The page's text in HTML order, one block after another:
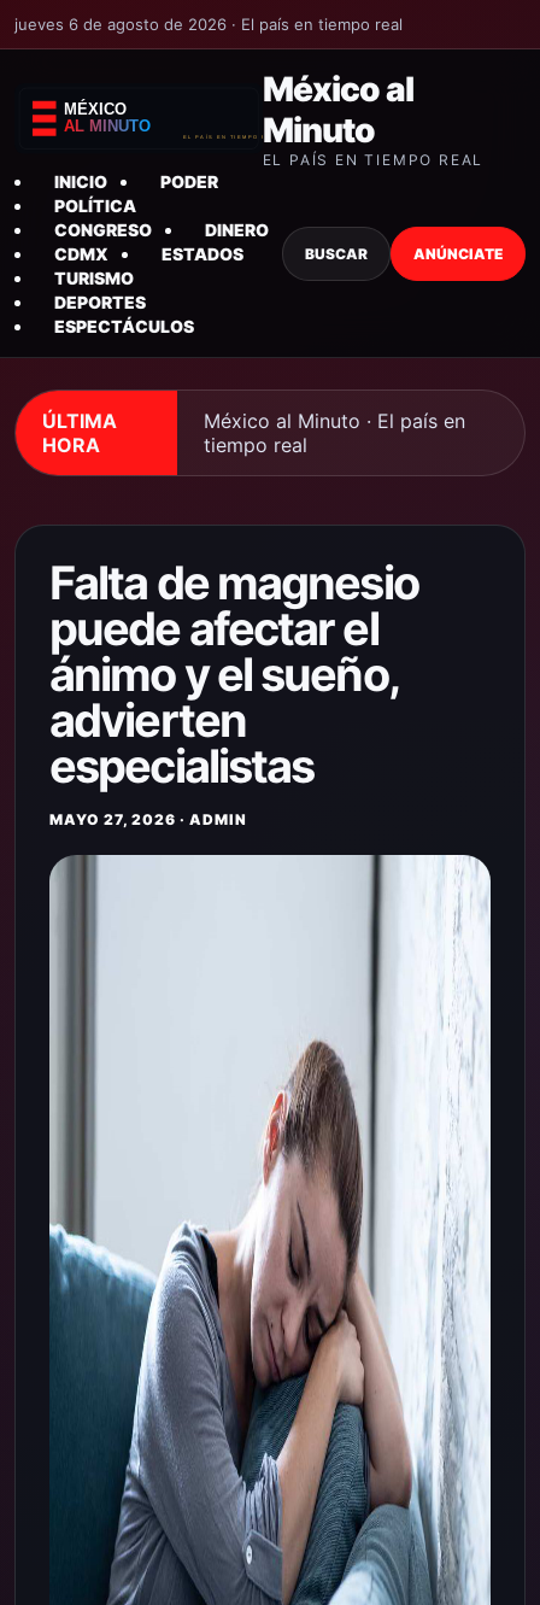
jueves 6 de agosto de 2026 · El país en tiempo real
México al
Minuto
EL PAÍS EN TIEMPO REAL
INICIO
PODER
POLÍTICA
CONGRESO
DINERO
CDMX
ESTADOS
TURISMO
DEPORTES
ESPECTÁCULOS
BUSCAR ANÚNCIATE
ÚLTIMA
HORA
México al Minuto · El país en
tiempo real
Falta de magnesio
puede afectar el
ánimo y el sueño,
advierten
especialistas
MAYO 27, 2026 · ADMIN